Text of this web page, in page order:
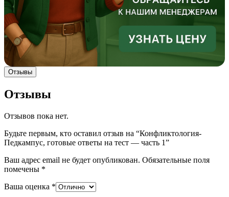
Отзывы
Отзывы
Отзывов пока нет.
Будьте первым, кто оставил отзыв на “Конфликтология-
Педкампус, готовые ответы на тест — часть 1”
Ваш адрес email не будет опубликован. Обязательные поля
помечены *
Ваша оценка *